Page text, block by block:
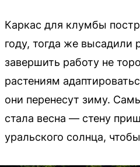
Каркас для клумбы
году, тогда же высадили
завершить работу не
растениям
они перенесут зиму.
стала весна — стену
уральского солнца,